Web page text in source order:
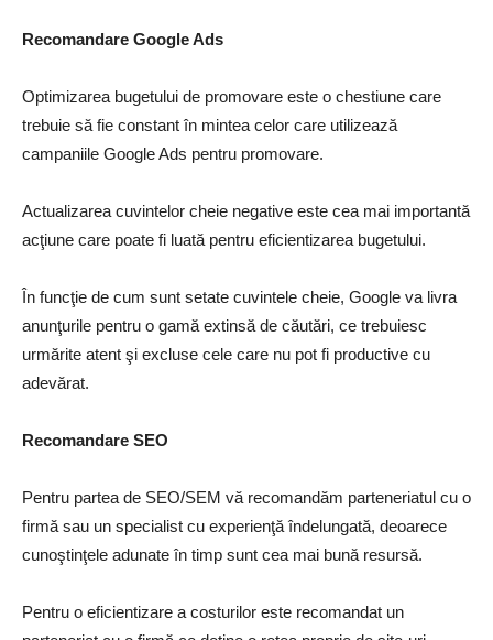
Recomandare Google Ads
Optimizarea bugetului de promovare este o chestiune care
trebuie să fie constant în mintea celor care utilizează
campaniile Google Ads pentru promovare.
Actualizarea cuvintelor cheie negative este cea mai importantă
acţiune care poate fi luată pentru eficientizarea bugetului.
În funcţie de cum sunt setate cuvintele cheie, Google va livra
anunţurile pentru o gamă extinsă de căutări, ce trebuiesc
urmărite atent şi excluse cele care nu pot fi productive cu
adevărat.
Recomandare SEO
Pentru partea de SEO/SEM vă recomandăm parteneriatul cu o
firmă sau un specialist cu experienţă îndelungată, deoarece
cunoştinţele adunate în timp sunt cea mai bună resursă.
Pentru o eficientizare a costurilor este recomandat un